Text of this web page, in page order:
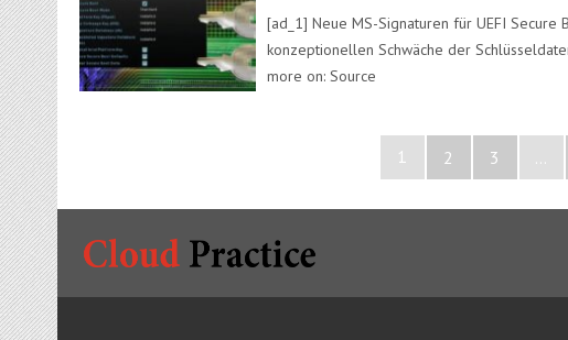
[ad_1] Neue MS-Signaturen für UEFI
konzeptionellen Schwäche der
more on: Source
1 2 3